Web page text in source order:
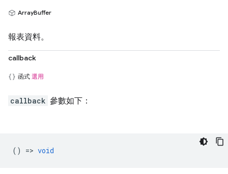
ArrayBuffer
報表資料。
callback
函式 選用
callback 參數如下：
() => void